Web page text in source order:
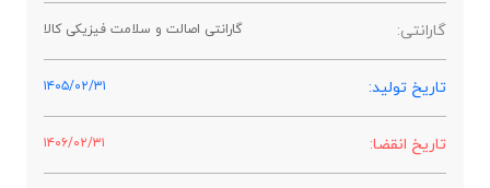
گارانتی: گارانتی اصالت و سلامت فیزیکی کالا
تاریخ تولید: ۱۴۰۵/۰۲/۳۱
تاریخ انقضا: ۱۴۰۶/۰۲/۳۱